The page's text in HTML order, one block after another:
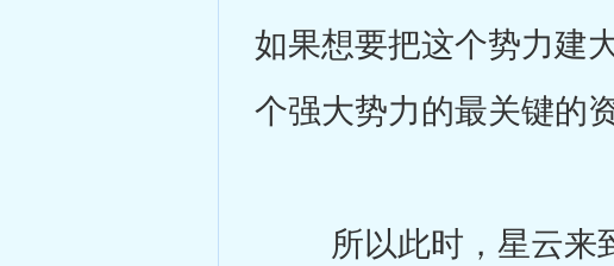
如果想要把这个势力建
个强大势力的最关键的资
所以此时，星云来到